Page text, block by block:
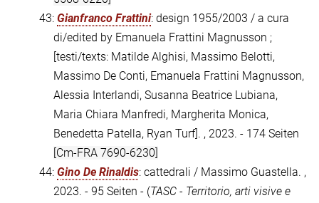
43: Gianfranco Frattini: design 1955/2003 / a cura
di/edited by Emanuela Frattini Magnusson ;
[testi/texts: Matilde Alghisi, Massimo Belotti,
Massimo De Conti, Emanuela Frattini Magnusson,
Alessia Interlandi, Susanna Beatrice Lubiana,
Maria Chiara Manfredi, Margherita Monica,
Benedetta Patella, Ryan Turf]. , 2023. - 174 Seiten
[Cm-FRA 7690-6230]
44: Gino De Rinaldis: cattedrali / Massimo Guastella. ,
2023. - 95 Seiten - (TASC - Territorio, arti visive e